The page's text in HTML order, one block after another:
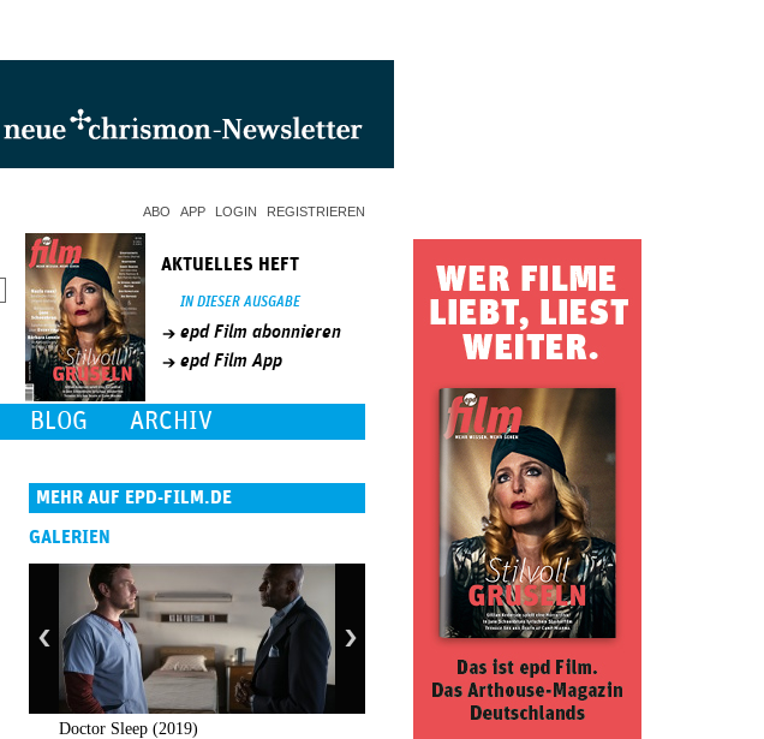
ABO APP LOGIN REGISTRIEREN
AKTUELLES HEFT
IN DIESER AUSGABE
epd Film abonnieren
epd Film App
BLOG ARCHIV
MEHR AUF EPD-FILM.DE
GALERIEN
Doctor Sleep (2019)